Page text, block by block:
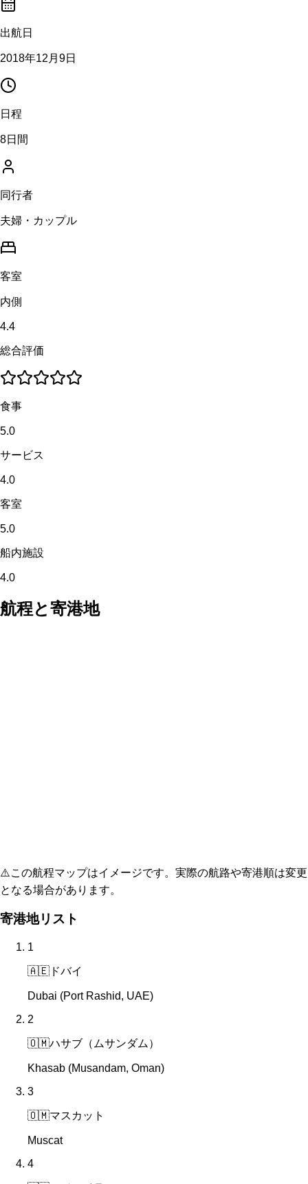
出航日
2018年12月9日
日程
8日間
同行者
夫婦・カップル
客室
内側
4.4
総合評価
食事
5.0
サービス
4.0
客室
5.0
船内施設
4.0
航程と寄港地
⚠️この航程マップはイメージです。実際の航路や寄港順は変更
となる場合があります。
寄港地リスト
1
🇦🇪 ドバイ
Dubai (Port Rashid, UAE)
2
🇴🇲ハサブ（ムサンダム）
Khasab (Musandam, Oman)
3
🇴🇲マスカット
Muscat
4